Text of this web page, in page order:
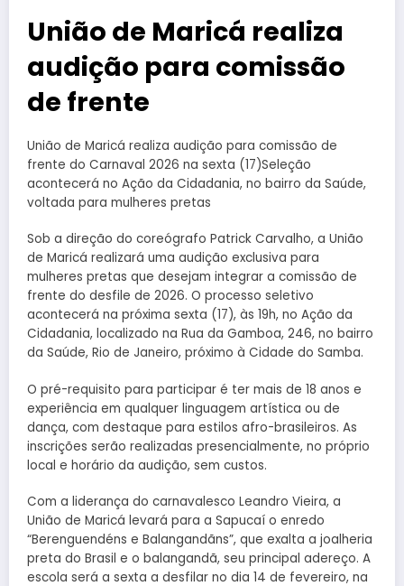
União de Maricá realiza
audição para comissão
de frente
União de Maricá realiza audição para comissão de
frente do Carnaval 2026 na sexta (17)Seleção
acontecerá no Ação da Cidadania, no bairro da Saúde,
voltada para mulheres pretas
Sob a direção do coreógrafo Patrick Carvalho, a União
de Maricá realizará uma audição exclusiva para
mulheres pretas que desejam integrar a comissão de
frente do desfile de 2026. O processo seletivo
acontecerá na próxima sexta (17), às 19h, no Ação da
Cidadania, localizado na Rua da Gamboa, 246, no bairro
da Saúde, Rio de Janeiro, próximo à Cidade do Samba.
O pré-requisito para participar é ter mais de 18 anos e
experiência em qualquer linguagem artística ou de
dança, com destaque para estilos afro-brasileiros. As
inscrições serão realizadas presencialmente, no próprio
local e horário da audição, sem custos.
Com a liderança do carnavalesco Leandro Vieira, a
União de Maricá levará para a Sapucaí o enredo
“Berenguendéns e Balangandãns”, que exalta a joalheria
preta do Brasil e o balangandã, seu principal adereço. A
escola será a sexta a desfilar no dia 14 de fevereiro, na